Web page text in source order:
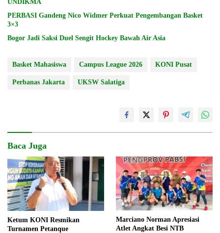
UNDIKMA
PERBASI Gandeng Nico Widmer Perkuat Pengembangan Basket
3×3
Bogor Jadi Saksi Duel Sengit Hockey Bawah Air Asia
Basket Mahasiswa Campus League 2026 KONI Pusat
Perbanas Jakarta UKSW Salatiga
Baca Juga
Ketum KONI Resmikan
Turnamen Petanque
Marciano Norman Apresiasi
Atlet Angkat Besi NTB